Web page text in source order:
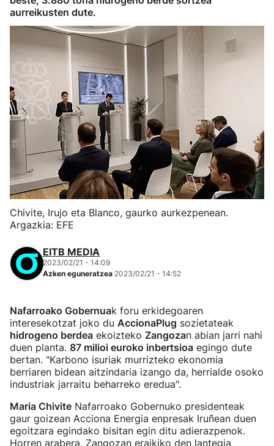
aurreikusten dute.
Chivite, Irujo eta Blanco, gaurko aurkezpenean.
Argazkia: EFE
EITB MEDIA
2023/02/21 - 14:09
Azken eguneratzea 2023/02/21 - 14:52
Nafarroako Gobernuak foru erkidegoaren
interesekotzat joko du AccionaPlug sozietateak
hidrogeno berdea ekoizteko Zangozan abian jarri nahi
duen planta. 87 milioi euroko inbertsioa egingo dute
bertan. "Karbono isuriak murrizteko ekonomia
berriaren bidean aitzindaria izango da, herrialde osoko
industriak jarraitu beharreko eredua".
Maria Chivite Nafarroako Gobernuko presidenteak
gaur goizean Acciona Energia enpresak Iruñean duen
egoitzara egindako bisitan egin ditu adierazpenok.
Horren arabera, Zangozan eraikiko den lantegia